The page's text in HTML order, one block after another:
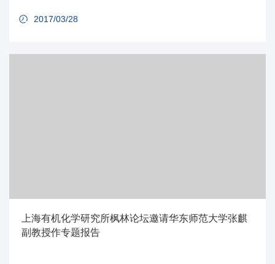
2017/03/28
上海有机化学研究所枫林论坛邀请华东师范大学张麒
副教授作专题报告